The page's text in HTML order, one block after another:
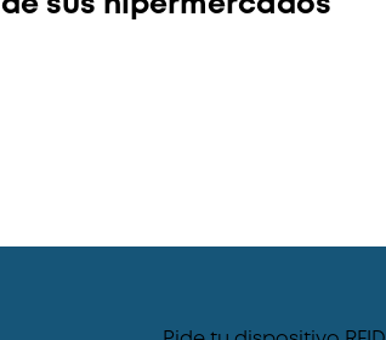
de sus hipermercados